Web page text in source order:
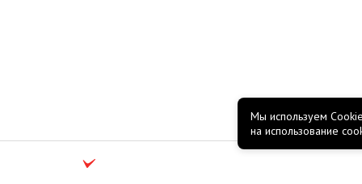
Мы используем
на использование